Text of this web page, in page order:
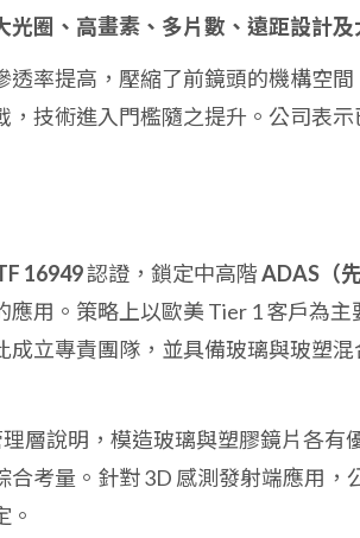
光圈、高畫素、多片數、遠距設計及
透率提高，壓縮了前鏡頭的機構空
，技術進入門檻隨之提升。公司表
16949認證，鎖定中高階ADAS（
應用。策略上以歐美 Tier 1 客戶為主
成立專責團隊，並具備玻璃與玻塑
理層說明，模造玻璃與塑膠鏡片各有
合考量。針對 3D 感測發射端應用，
。